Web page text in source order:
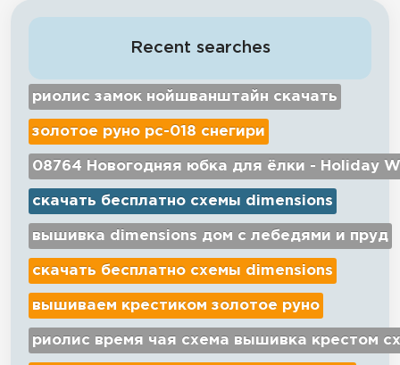
Recent searches
риолис замок нойшванштайн скачать
золотое руно рс-018 снегири
08764 Новогодняя юбка для ёлки - Holiday
скачать бесплатно схемы dimensions
вышивка dimensions дом с лебедями и пруд
скачать бесплатно схемы dimensions
вышиваем крестиком золотое руно
риолис время чая схема вышивка крестом